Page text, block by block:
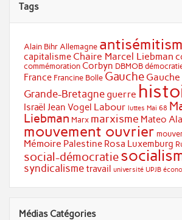
Tags
Alain Bihr Allemagne
capitalisme Chaire Marcel Liebman
commémoration Corbyn DBMOB
France Francine Bolle Gauche
Grande-Bretagne guerre
Israël Jean Vogel Labour luttes Mai 68
Liebman Marx marxisme Mateo
mouvement ouvrier
Mémoire Palestine Rosa Luxemburg
social-démocratie
syndicalismetravail université UPJB
Médias Catégories